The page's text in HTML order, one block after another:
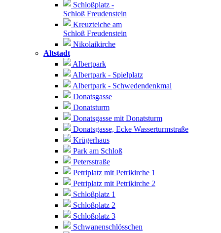
Schloßplatz -
Schloß Freudenstein
Kreuzteiche am
Schloß Freudenstein
Nikolaikirche
Altstadt
Albertpark
Albertpark - Spielplatz
Albertpark - Schwedendenkmal
Donatsgasse
Donatsturm
Donatsgasse mit Donatsturm
Donatsgasse, Ecke Wasserturmstraße
Krügerhaus
Park am Schloß
Petersstraße
Petriplatz mit Petrikirche 1
Petriplatz mit Petrikirche 2
Schloßplatz 1
Schloßplatz 2
Schloßplatz 3
Schwanenschlösschen